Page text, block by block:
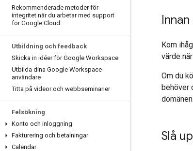
Rekommenderade metoder för
integritet när du arbetar med support
för Google Cloud
Utbildning och feedback
Skicka in idéer för Google Workspace
Utbilda dina Google Workspace-
användare
Titta på videor och webbseminarier
Felsökning
Konto och inloggning
Fakturering och betalningar
Calendar
Kom
värde
Om du
behöver
domänen.
Slå